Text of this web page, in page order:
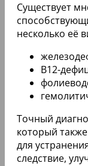
Существует
несколько её
B12-
Точный
который
для
следствие,